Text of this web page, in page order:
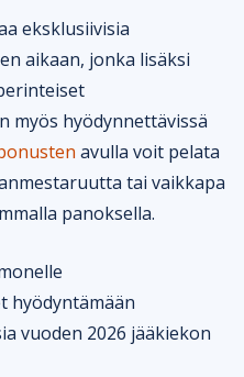
eksklusiivisia
aikaan, jonka lisäksi
myös hyödynnettävissä
avulla voit pelata
tai vaikkapa
panoksella.
hyödyntämään
vuoden 2026 jääkiekon